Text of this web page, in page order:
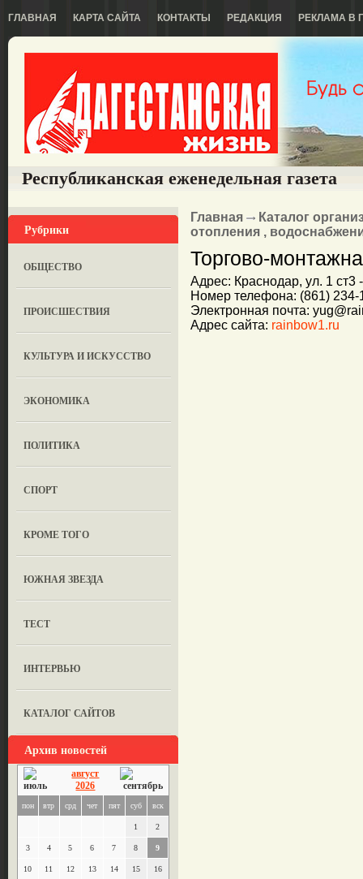
ГЛАВНАЯ КАРТА САЙТА КОНТАКТЫ РЕДАКЦИЯ РЕКЛАМА В
Республиканская еженедельная газета
Рубрики
ОБЩЕСТВО
ПРОИСШЕСТВИЯ
КУЛЬТУРА И ИСКУССТВО
ЭКОНОМИКА
ПОЛИТИКА
СПОРТ
КРОМЕ ТОГО
ЮЖНАЯ ЗВЕЗДА
ТЕСТ
ИНТЕРВЬЮ
КАТАЛОГ САЙТОВ
Архив новостей
август
2026
пон втр срд чет пят суб вск
1 2
3 4 5 6 7 8 9
10 11 12 13 14 15 16
Главная
Каталог
отопления ,
Торгово-
Адрес: Краснодар, ул. 1 ст3
Номер телефона: (861) 234-
Электронная почта:
Адрес сайта: rainbow1.ru